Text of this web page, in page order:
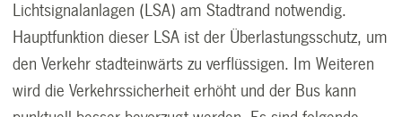
Lichtsignalanlagen (LSA) am Stadtrand notwendig.
Hauptfunktion dieser LSA ist der Überlastungsschutz, um
den Verkehr stadteinwärts zu verflüssigen. Im Weiteren
wird die Verkehrssicherheit erhöht und der Bus kann